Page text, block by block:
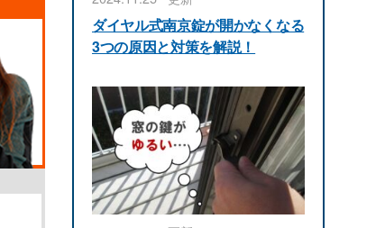
ダイヤル式南京錠が開かなくなる
3つの原因と対策を解説！